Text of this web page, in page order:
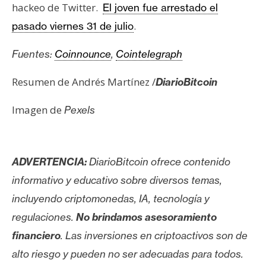
T
e
a
R
u
s
o
s
C
hackeo de Twitter. El joven fue arrestado el
pasado viernes 31 de julio.
Fuentes: Coinnounce, Cointelegraph
Resumen de Andrés Martínez /DiarioBitcoin
Imagen de Pexels
ADVERTENCIA:DiarioBitcoin ofrece contenido
informativo y educativo sobre diversos temas,
incluyendo criptomonedas, IA, tecnología y
regulaciones. No brindamos asesoramiento
financiero. Las inversiones en criptoactivos son de
alto riesgo y pueden no ser adecuadas para todos.